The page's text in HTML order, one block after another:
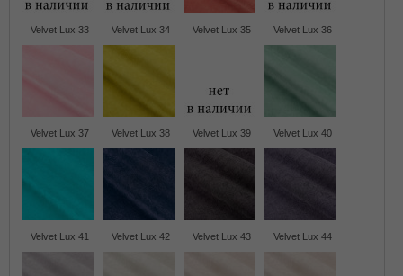
Velvet Lux 33 Velvet Lux 34 Velvet Lux 35 Velvet Lux 36
Velvet Lux 37 Velvet Lux 38 Velvet Lux 39 Velvet Lux 40
Velvet Lux 41 Velvet Lux 42 Velvet Lux 43 Velvet Lux 44